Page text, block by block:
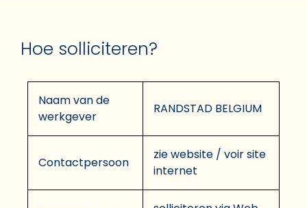
Hoe solliciteren?
Naam van de
werkgever
RANDSTAD BELGIUM
Contactpersoon
zie website / voir site
internet